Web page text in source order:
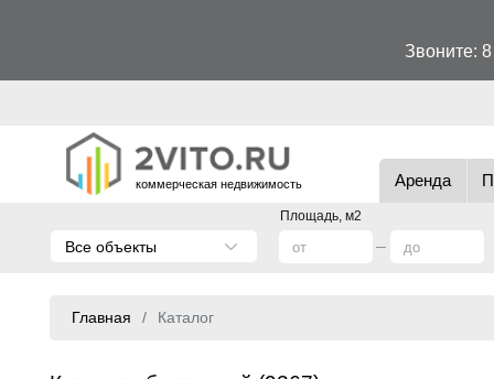
Звоните:
коммерческая недвижимость Аренда
Площадь, м2
Все объекты
Главная Каталог